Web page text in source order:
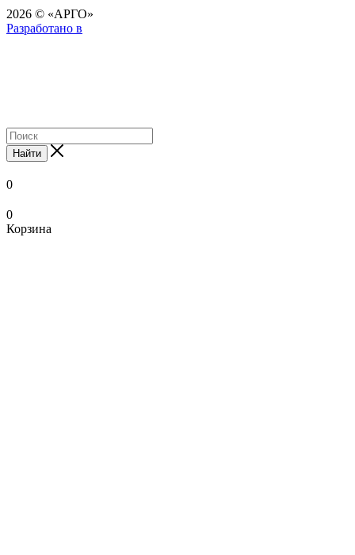
2026 © «АРГО»
Разработано в
Найти
0
0
Корзина